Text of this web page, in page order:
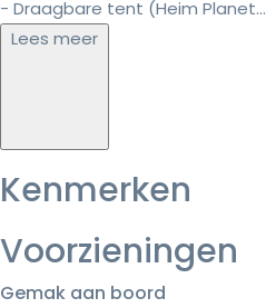
- Draagbare tent (Heim Planet...
Lees meer
Kenmerken
Voorzieningen
Gemak aan boord